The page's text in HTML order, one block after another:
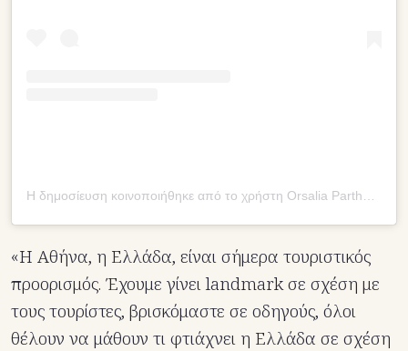
«Η Αθήνα, η Ελλάδα, είναι σήμερα τουριστικός
προορισμός. Έχουμε γίνει landmark σε σχέση με
τους τουρίστες, βρισκόμαστε σε οδηγούς, όλοι
θέλουν να μάθουν τι φτιάχνει η Ελλάδα σε σχέση